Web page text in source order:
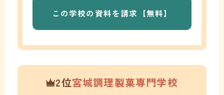
この学校の資料を請求【無料】
2位宮城調理製菓専門学校